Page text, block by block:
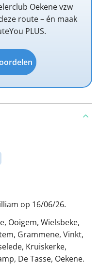
Oekene vzw
route – én maak
PLUS.
op 16/06/26.
Ooigem, Wielsbeke,
Grammene, Vinkt,
Kruiskerke,
De Tasse, Oekene.